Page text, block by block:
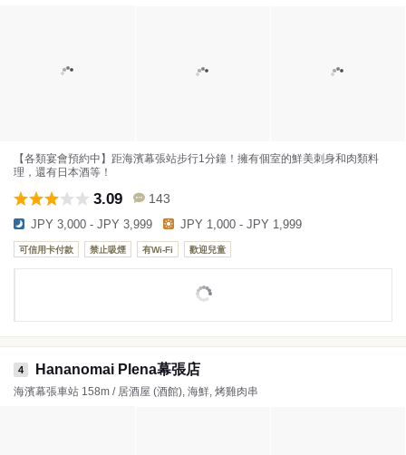
【各類宴會預約中】距海濱幕張站步行1分鐘！擁有個室的鮮美刺身和肉類料
理，還有日本酒等！
3.09 143
JPY 3,000 - JPY 3,999 JPY 1,000 - JPY 1,999
可信用卡付款 禁止吸煙 有Wi-Fi 歡迎兒童
4 Hananomai Plena幕張店
海濱幕張車站 158m / 居酒屋 (酒館), 海鮮, 烤雞肉串